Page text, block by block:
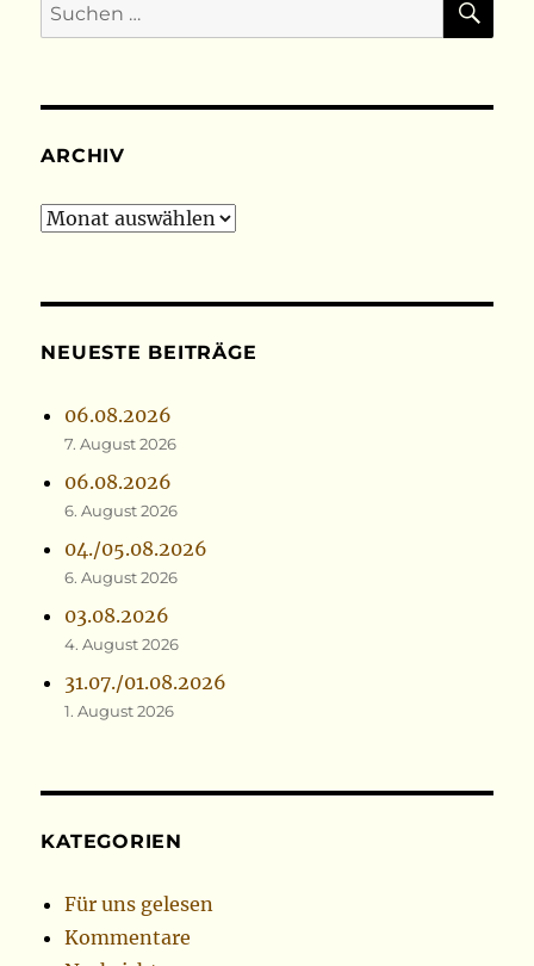
nach:
ARCHIV
Archiv
NEUESTE BEITRÄGE
06.08.2026
7. August 2026
06.08.2026
6. August 2026
04./05.08.2026
6. August 2026
03.08.2026
4. August 2026
31.07./01.08.2026
1. August 2026
KATEGORIEN
Für uns gelesen
Kommentare